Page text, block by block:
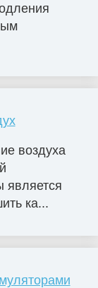
воздуха
является
ка...